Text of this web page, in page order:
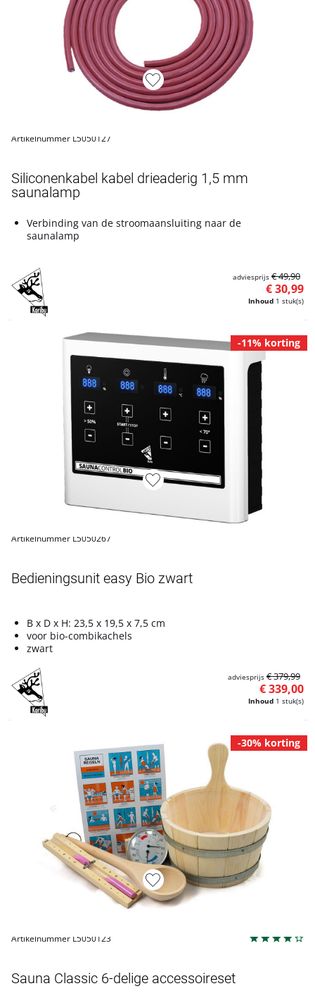
Artikelnummer L5050127
Siliconenkabel kabel drieaderig 1,5 mm
saunalamp
Verbinding van de stroomaansluiting naar de
saunalamp
Inhoud 1 stuk(s)
€ 30,99
adviesprijs € 49,90
-11% korting
Artikelnummer L5050267
Bedieningsunit easy Bio zwart
B x D x H: 23,5 x 19,5 x 7,5 cm
voor bio-combikachels
zwart
Inhoud 1 stuk(s)
€ 339,00
adviesprijs € 379,99
-30% korting
Artikelnummer L5050123
Sauna Classic 6-delige accessoireset